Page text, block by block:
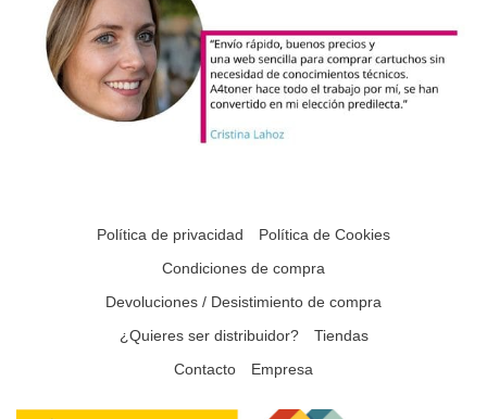
Política de privacidad
Política de Cookies
Condiciones de compra
Devoluciones / Desistimiento de compra
¿Quieres ser distribuidor?
Tiendas
Contacto
Empresa